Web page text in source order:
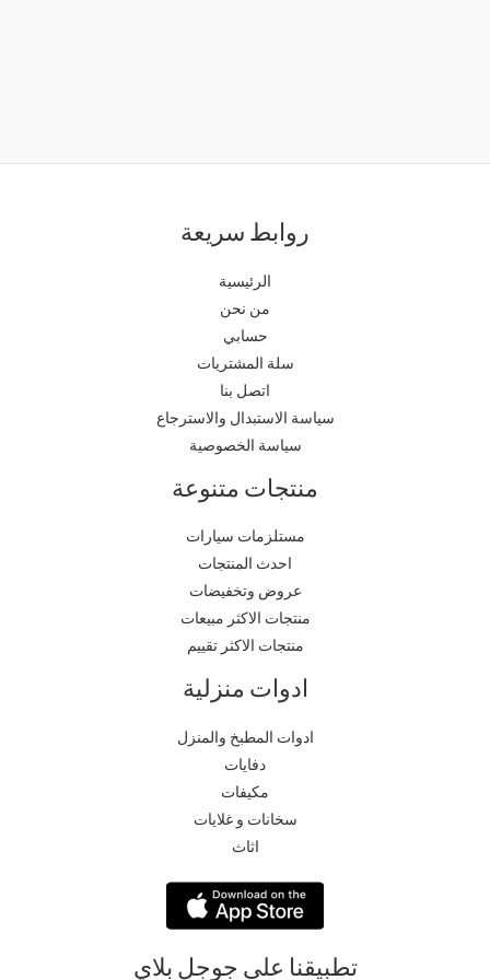
روابط سريعة
الرئيسية
من نحن
حسابي
سلة المشتريات
اتصل بنا
سياسة الاستبدال والاسترجاع
سياسة الخصوصية
منتجات متنوعة
مستلزمات سيارات
احدث المنتجات
عروض وتخفيضات
منتجات الاكثر مبيعات
منتجات الاكثر تقييم
ادوات منزلية
ادوات المطبخ والمنزل
دفايات
مكيفات
سخانات و غلايات
اثاث
تطبيقنا على جوجل بلاي